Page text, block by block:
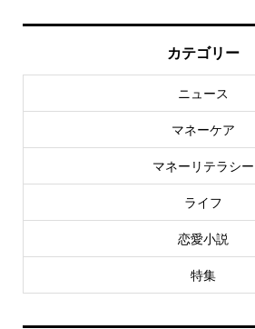
カテゴリー
ニュース
マネーケア
マネーリテラシー
ライフ
恋愛小説
特集